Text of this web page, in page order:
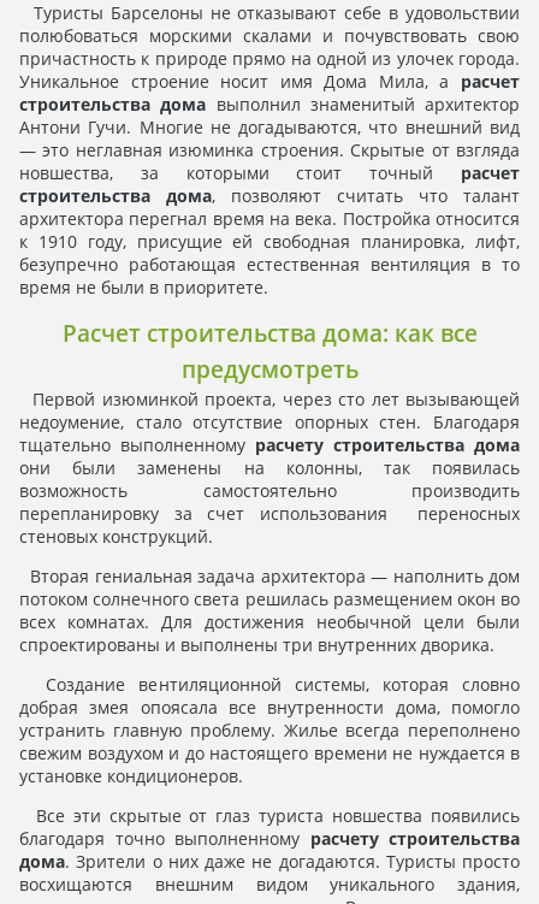
Туристы Барселоны не отказывают себе в удовольствии
полюбоваться морскими скалами и почувствовать свою
причастность к природе прямо на одной из улочек города.
Уникальное строение носит имя Дома Мила, а расчет
строительства дома выполнил знаменитый архитектор
Антони Гучи. Многие не догадываются, что внешний вид
— это неглавная изюминка строения. Скрытые от взгляда
новшества, за которыми стоит точный расчет
строительства дома, позволяют считать что талант
архитектора перегнал время на века. Постройка относится
к 1910 году, присущие ей свободная планировка, лифт,
безупречно работающая естественная вентиляция в то
время не были в приоритете.
Расчет строительства дома: как все
предусмотреть
Первой изюминкой проекта, через сто лет вызывающей
недоумение, стало отсутствие опорных стен. Благодаря
тщательно выполненному расчету строительства дома
они были заменены на колонны, так появилась
возможность самостоятельно производить
перепланировку за счет использования переносных
стеновых конструкций.
Вторая гениальная задача архитектора — наполнить дом
потоком солнечного света решилась размещением окон во
всех комнатах. Для достижения необычной цели были
спроектированы и выполнены три внутренних дворика.
Создание вентиляционной системы, которая словно
добрая змея опоясала все внутренности дома, помогло
устранить главную проблему. Жилье всегда переполнено
свежим воздухом и до настоящего времени не нуждается в
установке кондиционеров.
Все эти скрытые от глаз туриста новшества появились
благодаря точно выполненному расчету строительства
дома. Зрители о них даже не догадаются. Туристы просто
восхищаются внешним видом уникального здания,